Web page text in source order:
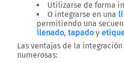
Utilizarse de forma
O integrarse en una
permitiendo una
llenado, tapado y
Las ventajas de la
numerosas: